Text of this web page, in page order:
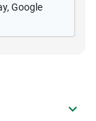
Google